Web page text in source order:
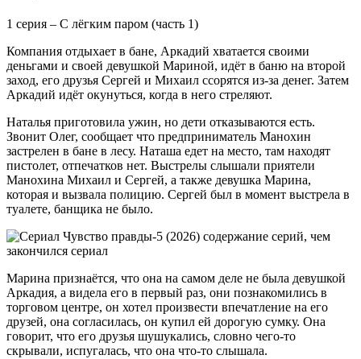
1 серия – С лёгким паром (часть 1)
Компания отдыхает в бане, Аркадий хватается своими
деньгами и своей девушкой Мариной, идёт в баню на второй
заход, его друзья Сергей и Михаил ссорятся из-за денег. Затем
Аркадий идёт окунуться, когда в него стреляют.
Наталья приготовила ужин, но дети отказываются есть.
Звонит Олег, сообщает что предприниматель Манохин
застрелен в бане в лесу. Наташа едет на место, там находят
пистолет, отпечатков нет. Выстрелы слышали приятели
Манохина Михаил и Сергей, а также девушка Марина,
которая и вызвала полицию. Сергей был в момент выстрела в
туалете, банщика не было.
Марина признаётся, что она на самом деле не была девушкой
Аркадия, а видела его в первый раз, они познакомились в
торговом центре, он хотел произвести впечатление на его
друзей, она согласилась, он купил ей дорогую сумку. Она
говорит, что его друзья шушукались, словно чего-то
скрывали, испугалась, что она что-то слышала.